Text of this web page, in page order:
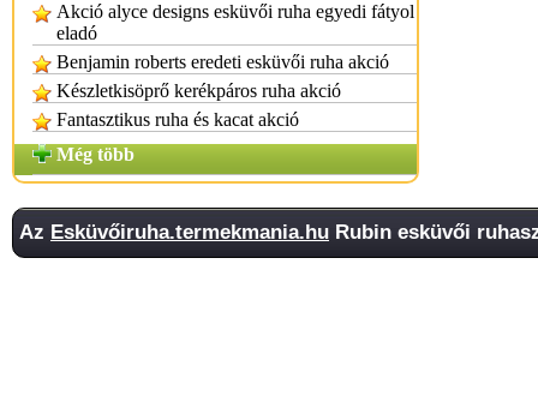
Akció alyce designs esküvői ruha egyedi fátyol
eladó
Benjamin roberts eredeti esküvői ruha akció
Készletkisöprő kerékpáros ruha akció
Fantasztikus ruha és kacat akció
Még több
Az Esküvőiruha.termekmania.hu Rubin esküvői